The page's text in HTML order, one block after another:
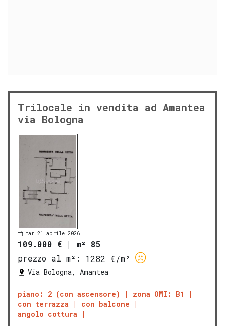
Trilocale in vendita ad Amantea
via Bologna
mar 21 aprile 2026
109.000 € | m² 85
prezzo al m²:
1282 €/m²
Via Bologna, Amantea
piano: 2 (con ascensore)
zona OMI: B1
con terrazza
con balcone
angolo cottura